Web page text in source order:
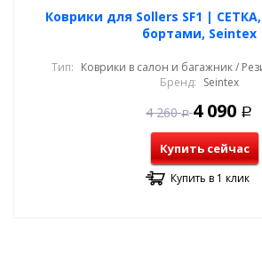
Коврики для Sollers SF1 |
бортами, Seintex
Тип: Коврики в салон и багажник /
Бренд: Seintex
4 260 Р 4 090 Р
Купить сейчас
Купить в 1 клик